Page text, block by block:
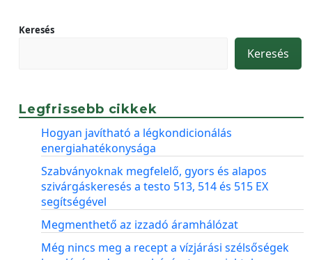
Keresés
Keresés
Legfrissebb cikkek
Hogyan javítható a légkondicionálás
energiahatékonysága
Szabványoknak megfelelő, gyors és alapos
szivárgáskeresés a testo 513, 514 és 515 EX
segítségével
Megmenthető az izzadó áramhálózat
Még nincs meg a recept a vízjárási szélsőségek